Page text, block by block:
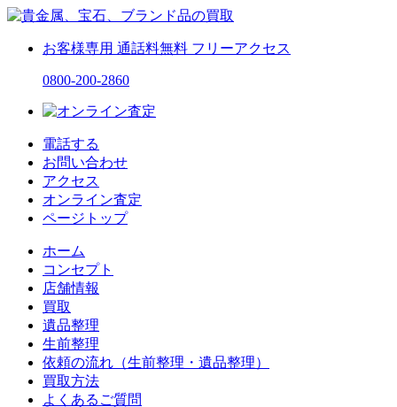
お客様専用 通話料無料 フリーアクセス
0800-200-2860
電話する
お問い合わせ
アクセス
オンライン査定
ページトップ
ホーム
コンセプト
店舗情報
買取
遺品整理
生前整理
依頼の流れ（生前整理・遺品整理）
買取方法
よくあるご質問